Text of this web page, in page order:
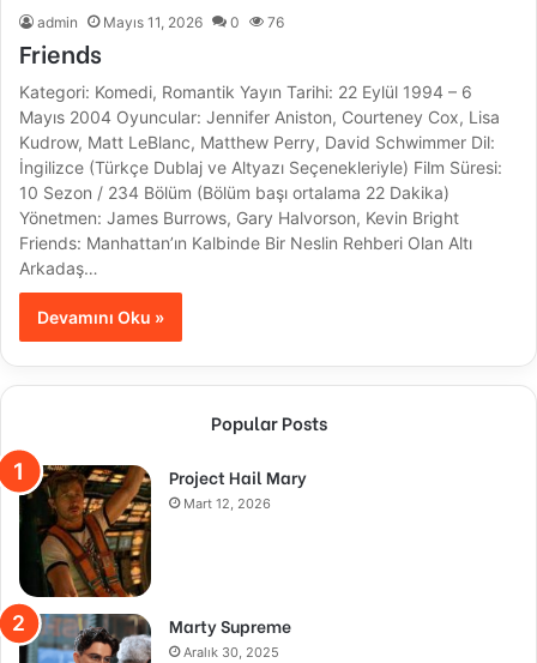
admin Mayıs 11, 2026 0 76
Friends
Kategori: Komedi, Romantik Yayın Tarihi: 22 Eylül 1994 – 6
Mayıs 2004 Oyuncular: Jennifer Aniston, Courteney Cox, Lisa
Kudrow, Matt LeBlanc, Matthew Perry, David Schwimmer Dil:
İngilizce (Türkçe Dublaj ve Altyazı Seçenekleriyle) Film Süresi:
10 Sezon / 234 Bölüm (Bölüm başı ortalama 22 Dakika)
Yönetmen: James Burrows, Gary Halvorson, Kevin Bright
Friends: Manhattan’ın Kalbinde Bir Neslin Rehberi Olan Altı
Arkadaş…
Devamını Oku »
Popular Posts
Project Hail Mary
Mart 12, 2026
Marty Supreme
Aralık 30, 2025